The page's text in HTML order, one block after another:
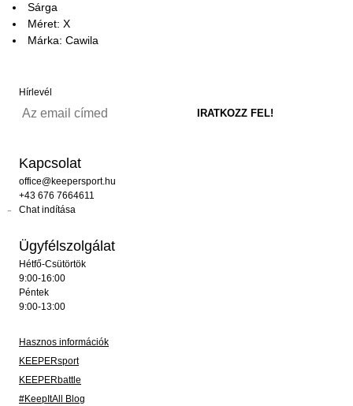
Sárga
Méret: X
Márka: Cawila
Hírlevél
Kapcsolat
office@keepersport.hu
+43 676 7664611
Chat indítása
Ügyfélszolgálat
Hétfő-Csütörtök
9:00-16:00
Péntek
9:00-13:00
Hasznos információk
KEEPERsport
KEEPERbattle
#KeepItAll Blog